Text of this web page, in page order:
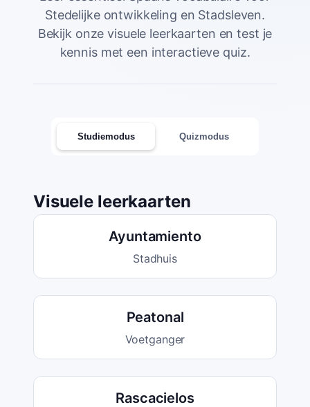
Stedelijke ontwikkeling en Stadsleven.
Bekijk onze visuele leerkaarten en test je
kennis met een interactieve quiz.
Studiemodus Quizmodus
Visuele leerkaarten
Ayuntamiento
Stadhuis
Peatonal
Voetganger
Rascacielos